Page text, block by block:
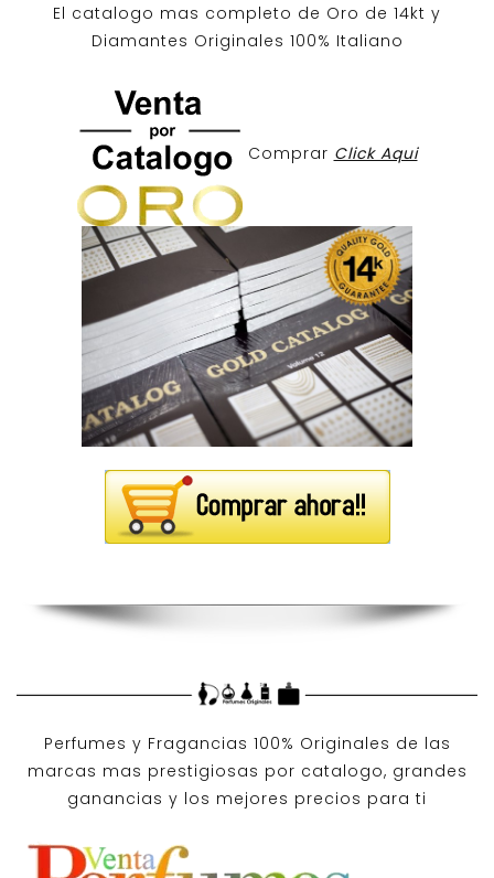
El catalogo mas completo de Oro de 14kt y
Diamantes Originales 100% Italiano
Comprar Click Aqui
Perfumes y Fragancias 100% Originales de las
marcas mas prestigiosas por catalogo, grandes
ganancias y los mejores precios para ti